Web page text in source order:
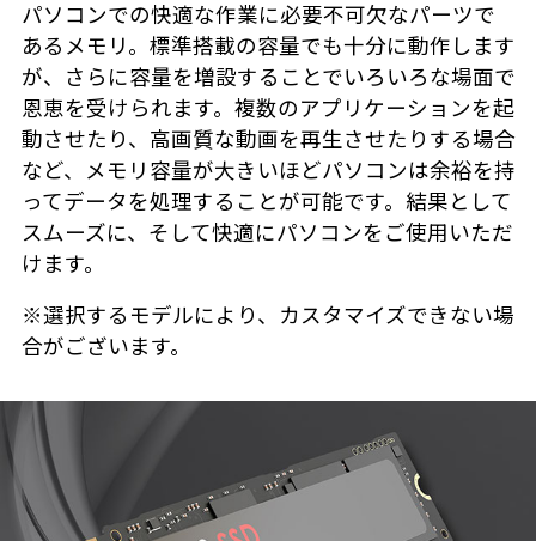
パソコンでの快適な作業に必要不可欠なパーツで
あるメモリ。標準搭載の容量でも十分に動作します
が、さらに容量を増設することでいろいろな場面で
恩恵を受けられます。複数のアプリケーションを起
動させたり、高画質な動画を再生させたりする場合
など、メモリ容量が大きいほどパソコンは余裕を持
ってデータを処理することが可能です。結果として
スムーズに、そして快適にパソコンをご使用いただ
けます。
※選択するモデルにより、カスタマイズできない場
合がございます。